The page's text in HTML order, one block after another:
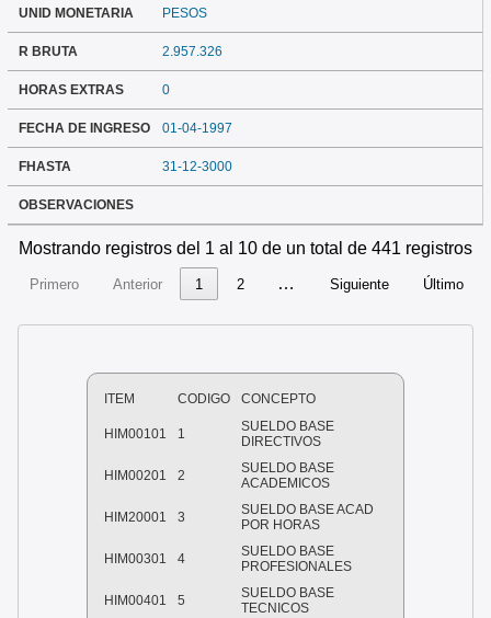
UNID MONETARIA PESOS
R BRUTA 2.957.326
HORAS EXTRAS 0
FECHA DE INGRESO 01-04-1997
FHASTA 31-12-3000
OBSERVACIONES
Mostrando registros del 1 al 10 de un total de 441 registros
Primero Anterior 1 2 … Siguiente Último
ITEM CODIGO CONCEPTO
HIM00101 1
SUELDO BASE
DIRECTIVOS
HIM00201 2
SUELDO BASE
ACADEMICOS
HIM20001 3
SUELDO BASE ACAD
POR HORAS
HIM00301 4
SUELDO BASE
PROFESIONALES
HIM00401 5
SUELDO BASE
TECNICOS